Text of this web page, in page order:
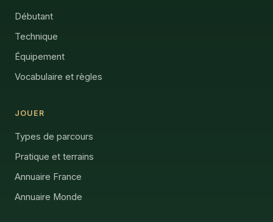
Débutant
Technique
Équipement
Vocabulaire et règles
JOUER
Types de parcours
Pratique et terrains
Annuaire France
Annuaire Monde